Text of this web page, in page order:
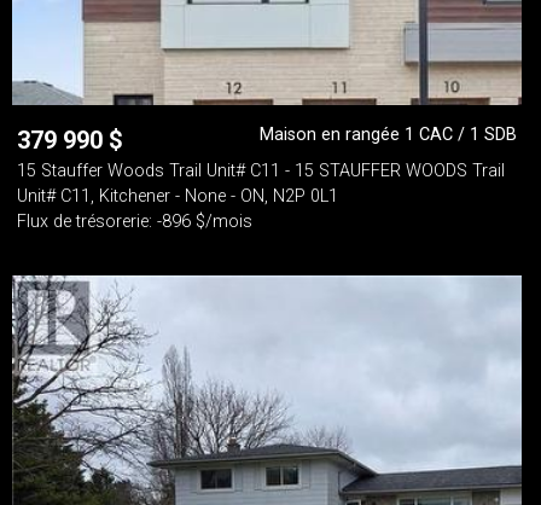
379 990 $
Maison en rangée 1 CAC / 1 SDB
15 Stauffer Woods Trail Unit# C11 - 15 STAUFFER WOODS Trail
Unit# C11, Kitchener - None - ON, N2P 0L1
Flux de trésorerie: -896 $/mois